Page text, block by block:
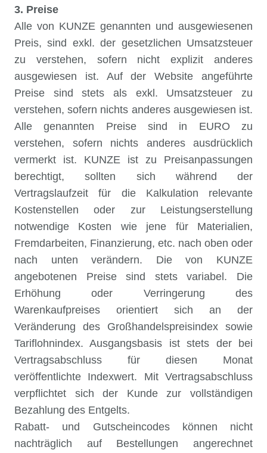
3. Preise
Alle von KUNZE genannten und ausgewiesenen
Preis, sind exkl. der gesetzlichen Umsatzsteuer
zu verstehen, sofern nicht explizit anderes
ausgewiesen ist. Auf der Website angeführte
Preise sind stets als exkl. Umsatzsteuer zu
verstehen, sofern nichts anderes ausgewiesen ist.
Alle genannten Preise sind in EURO zu
verstehen, sofern nichts anderes ausdrücklich
vermerkt ist. KUNZE ist zu Preisanpassungen
berechtigt, sollten sich während der
Vertragslaufzeit für die Kalkulation relevante
Kostenstellen oder zur Leistungserstellung
notwendige Kosten wie jene für Materialien,
Fremdarbeiten, Finanzierung, etc. nach oben oder
nach unten verändern. Die von KUNZE
angebotenen Preise sind stets variabel. Die
Erhöhung oder Verringerung des
Warenkaufpreises orientiert sich an der
Veränderung des Großhandelspreisindex sowie
Tariflohnindex. Ausgangsbasis ist stets der bei
Vertragsabschluss für diesen Monat
veröffentlichte Indexwert. Mit Vertragsabschluss
verpflichtet sich der Kunde zur vollständigen
Bezahlung des Entgelts.
Rabatt- und Gutscheincodes können nicht
nachträglich auf Bestellungen angerechnet